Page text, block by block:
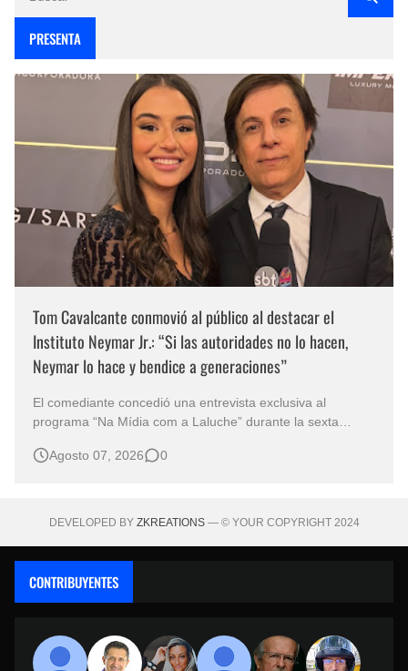
PRESENTA
Tom Cavalcante conmovió al público al destacar el
Instituto Neymar Jr.: “Si las autoridades no lo hacen,
Neymar lo hace y bendice a generaciones”
El comediante concedió una entrevista exclusiva al
programa “Na Mídia com a Laluche” durante la sexta
eventos benéficos más importantes de Brasil. En medio del
Agosto 07, 2026 0
DEVELOPED BY ZKREATIONS— © YOUR COPYRIGHT 2024
CONTRIBUYENTES